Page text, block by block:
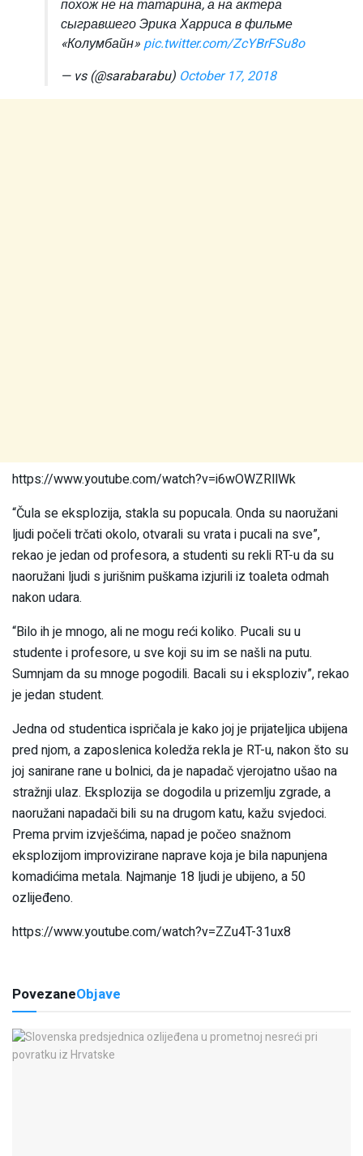
похож не на татарина, а на актера
сыгравшего Эрика Харриса в фильме
«Колумбайн» pic.twitter.com/ZcYBrFSu8o
— vs (@sarabarabu) October 17, 2018
https://www.youtube.com/watch?v=i6wOWZRllWk
“Čula se eksplozija, stakla su popucala. Onda su naoružani
ljudi počeli trčati okolo, otvarali su vrata i pucali na sve”,
rekao je jedan od profesora, a studenti su rekli RT-u da su
naoružani ljudi s jurišnim puškama izjurili iz toaleta odmah
nakon udara.
“Bilo ih je mnogo, ali ne mogu reći koliko. Pucali su u
studente i profesore, u sve koji su im se našli na putu.
Sumnjam da su mnoge pogodili. Bacali su i eksploziv”, rekao
je jedan student.
Jedna od studentica ispričala je kako joj je prijateljica ubijena
pred njom, a zaposlenica koledža rekla je RT-u, nakon što su
joj sanirane rane u bolnici, da je napadač vjerojatno ušao na
stražnji ulaz. Eksplozija se dogodila u prizemlju zgrade, a
naoružani napadači bili su na drugom katu, kažu svjedoci.
Prema prvim izvješćima, napad je počeo snažnom
eksplozijom improvizirane naprave koja je bila napunjena
komadićima metala. Najmanje 18 ljudi je ubijeno, a 50
ozlijeđeno.
https://www.youtube.com/watch?v=ZZu4T-31ux8
PovezaneObjave